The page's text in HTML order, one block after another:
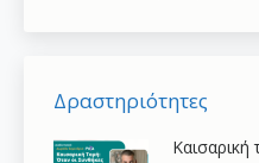
Δραστηριότητες